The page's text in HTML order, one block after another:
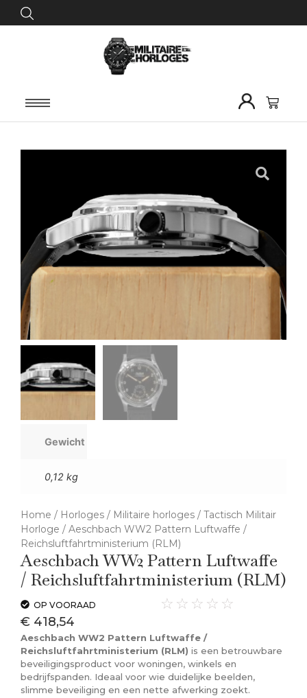
Gewicht
0,12 kg
Home / Horloges / Militaire horloges / Tactisch Militair
Horloge / Aeschbach WW2 Pattern Luftwaffe /
Reichsluftfahrtministerium (RLM)
Aeschbach WW2 Pattern Luftwaffe
/ Reichsluftfahrtministerium (RLM)
OP VOORAAD ☆ ☆ ☆ ☆ ☆
€ 418,54
Aeschbach WW2 Pattern Luftwaffe /
Reichsluftfahrtministerium (RLM) is een betrouwbare
beveiligingsproduct voor woningen, winkels en
bedrijfspanden. Ideaal voor wie duidelijke beelden,
slimme beveiliging en een nette afwerking zoekt.